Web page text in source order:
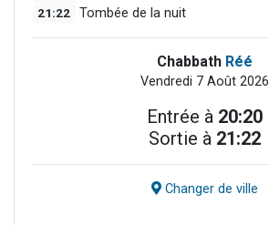
21:22 Tombée de la nuit
Chabbath Réé
Vendredi 7 Août 2026
Entrée à 20:20
Sortie à 21:22
Changer de ville